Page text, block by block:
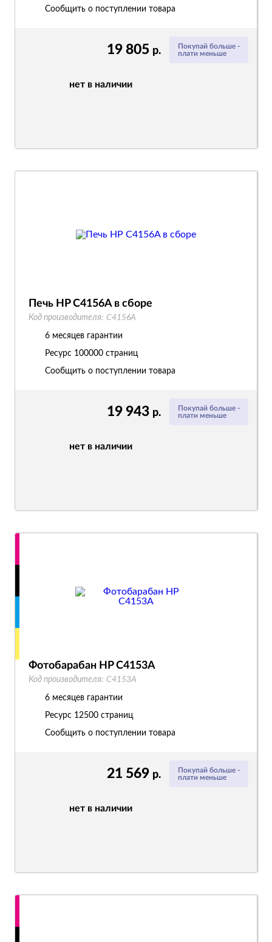
Покупай больше -
плати меньше
19 805 р.
нет в наличии
Сообщить о поступлении товара
Покупай больше -
плати меньше
19 943 р.
нет в наличии
Печь HP C4156A в сборе
Код производителя: C4156A
6 месяцев гарантии
Ресурс 100000 страниц
Сообщить о поступлении товара
Покупай больше -
плати меньше
21 569 р.
нет в наличии
Фотобарабан HP C4153A
Код производителя: C4153A
6 месяцев гарантии
Ресурс 12500 страниц
Сообщить о поступлении товара